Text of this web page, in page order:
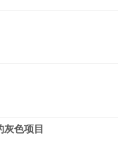
灰色项目